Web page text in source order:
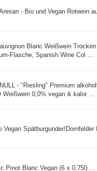
- Bio und Vegan Rotwein
Blanc Weißwein
Flasche, Spanish Wine Col ...
- "Riesling" Premium
Weißwein 0,0% vegan & kalor ...
Vegan Spätburgunder/
Pinot Blanc Vegan (6 x 0,75l) ...